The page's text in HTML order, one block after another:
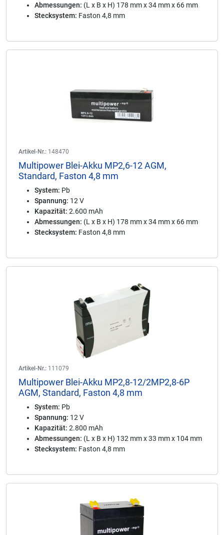
Abmessungen: (L x B x H) 178 mm x 34 mm x 66 mm
Stecksystem: Faston 4,8 mm
Artikel-Nr.: 148470
Multipower Blei-Akku MP2,6-12 AGM,
Standard, Faston 4,8 mm
System: Pb
Spannung: 12 V
Kapazität: 2.600 mAh
Abmessungen: (L x B x H) 178 mm x 34 mm x 66 mm
Stecksystem: Faston 4,8 mm
Artikel-Nr.: 111079
Multipower Blei-Akku MP2,8-12/2MP2,8-6P
AGM, Standard, Faston 4,8 mm
System: Pb
Spannung: 12 V
Kapazität: 2.800 mAh
Abmessungen: (L x B x H) 132 mm x 33 mm x 104 mm
Stecksystem: Faston 4,8 mm